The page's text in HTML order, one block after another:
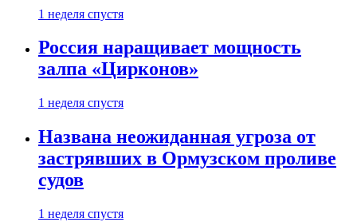
1 неделя спустя
Россия наращивает мощность
залпа «Цирконов»
1 неделя спустя
Названа неожиданная угроза от
застрявших в Ормузском проливе
судов
1 неделя спустя